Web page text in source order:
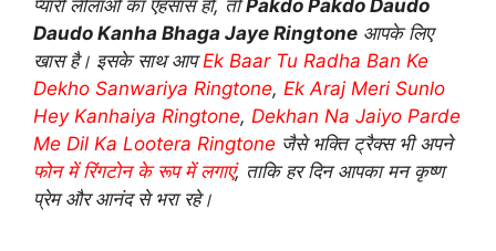
प्यारी लीलाओं का एहसास हो, तोPakdo Pakdo Daudo
Daudo Kanha Bhaga Jaye Ringtone आपके लिए
खास है। इसके साथ आपEk Baar Tu Radha Ban Ke
Dekho Sanwariya Ringtone, Ek Araj Meri Sunlo
Hey Kanhaiya Ringtone, Dekhan Na Jaiyo Parde
Me Dil Ka Lootera Ringtone जैसे भक्ति ट्रैक्स भी अपने
फोन में रिंगटोन के रूप में लगाएं, ताकि हर दिन आपका मन कृष्ण
प्रेम और आनंद से भरा रहे।